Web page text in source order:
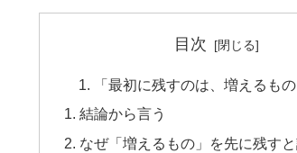
目次
「最初に残すのは、増えるもの
結論から言う
なぜ「増えるもの」を先に残す